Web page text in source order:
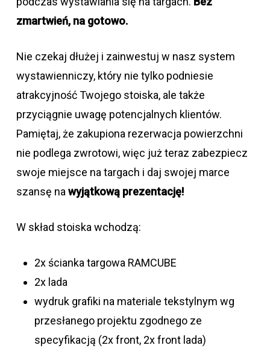
zmartwień, na gotowo.
Nie czekaj dłużej i zainwestuj w nasz system
wystawienniczy, który nie tylko podniesie
atrakcyjność Twojego stoiska, ale także
przyciągnie uwagę potencjalnych klientów.
Pamiętaj, że zakupiona rezerwacja powierzchni
nie podlega zwrotowi, więc już teraz zabezpiecz
swoje miejsce na targach i daj swojej marce
szansę nawyjątkową prezentację!
W skład stoiska wchodzą:
2x ścianka targowa RAMCUBE
2x lada
wydruk grafiki na materiale tekstylnym wg
przesłanego projektu zgodnego ze
specyfikacją (2x front, 2x front lada)